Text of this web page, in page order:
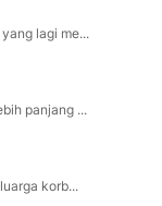
lagi me...
panjang ...
korb...